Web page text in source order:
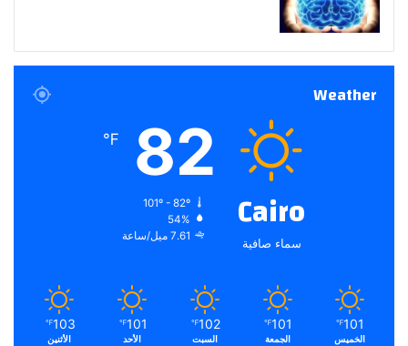
Weather
Cairo
سماء صافية
82
℉
101º - 82º
54%
7.61 ميل/ساعة
101
℉
الخميس
101
℉
الجمعة
102
℉
السبت
101
℉
الأحد
103
℉
الأثنين